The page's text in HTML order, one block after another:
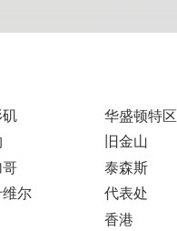
尔
华盛顿特区
旧金山
泰森斯
代表处
香港